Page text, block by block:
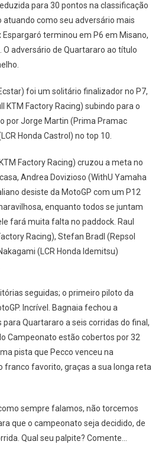
para 30 pontos na classificação
atuando como seu adversário mais
terminou em P6 em Misano,
O adversário de Quartararo ao título
foi um solitário finalizador no P7,
KTM Factory Racing) subindo para o
por Jorge Martin (Prima Pramac
Honda Castrol) no top 10.
Factory Racing) cruzou a meta no
Andrea Dovizioso (WithU Yamaha
desiste da MotoGP com um P12
enquanto todos se juntam
fará muita falta no paddock. Raul
Racing), Stefan Bradl (Repsol
(LCR Honda Idemitsu)
seguidas; o primeiro piloto da
Incrível. Bagnaia fechou a
Quartararo a seis corridas do final,
Campeonato estão cobertos por 32
pista que Pecco venceu na
franco favorito, graças a sua longa reta
sempre falamos, não torcemos
que o campeonato seja decidido, de
Qual seu palpite? Comente…